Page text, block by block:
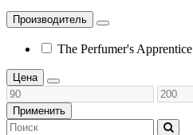
Производитель
The Perfumer's Apprentice
Цена
Применить